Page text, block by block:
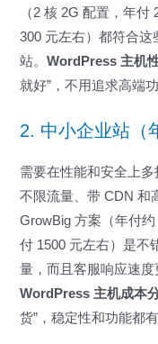
（2 核 2G 配置，年
300 元左右）都符合这
站。WordPress 主机
就好”，不用追求高端功
2. 中小企业站（
需要在性能和安全上多
不限流量、带 CDN 和
GrowBig 方案（年付
付 1500 元左右）是不
量，而且客服响应速度
WordPress 主机成本
货”，稳定性和功能都有